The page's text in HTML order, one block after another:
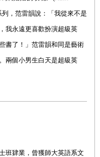
，范雷韻說：「我從來不是
我永遠更喜歡扮演超級英
書了！」范雷韻和同是藝術
兩個小男生白天是超級英
班肄業，曾獲師大英語系文